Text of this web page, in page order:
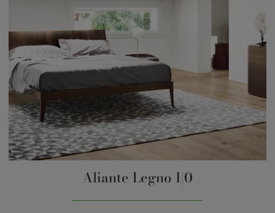
Aliante Legno 1|0